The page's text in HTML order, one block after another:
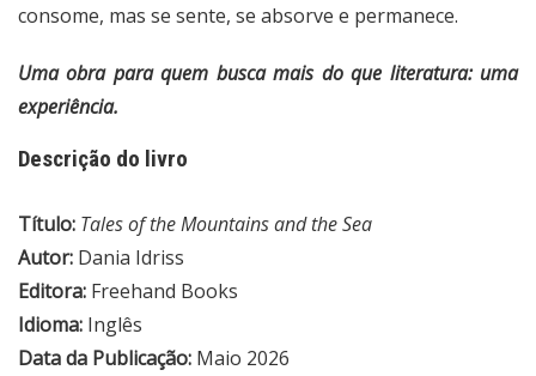
consome, mas se sente, se absorve e permanece.
Uma obra para quem busca mais do que literatura: uma
experiência.
Descrição do livro
Título: Tales of the Mountains and the Sea
Autor: Dania Idriss
Editora: Freehand Books
Idioma: Inglês
Data da Publicação: Maio 2026